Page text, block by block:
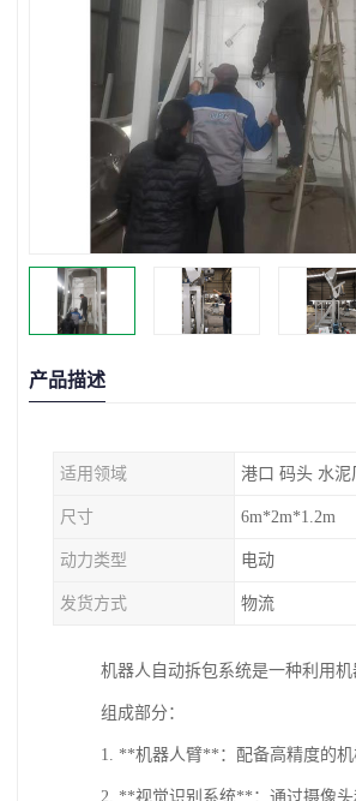
产品描述
适用领域 港口 码头 水泥
尺寸 6m*2m*1.2m
动力类型 电动
发货方式 物流
机器人自动拆包系统是一种利用
组成部分：
1. **机器人臂**：配备高精度的机
2. **视觉识别系统**：通过摄像头